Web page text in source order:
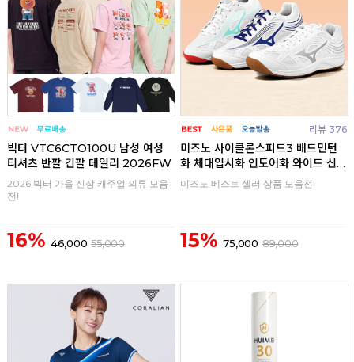
빅터 VTC6CTO100U 남성 여성
티셔츠 반팔 긴팔 데일리 2026FW
2026 빅터 가을 신상 캐주얼 의류 모음
전!
16% 46,000 55,000
리뷰 376
미즈노 사이클론스피드3 배드민턴
화 체대입시화 인도어화 와이드 신
발
미즈노 베스트 셀러 상품 모음전
15% 75,000 89,000